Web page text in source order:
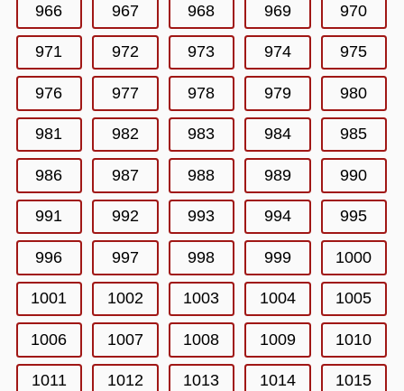
966 967 968 969 970
971 972 973 974 975
976 977 978 979 980
981 982 983 984 985
986 987 988 989 990
991 992 993 994 995
996 997 998 999 1000
1001 1002 1003 1004 1005
1006 1007 1008 1009 1010
1011 1012 1013 1014 1015